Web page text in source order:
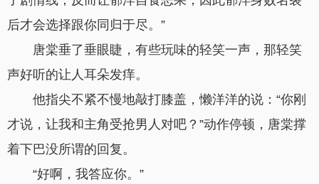
后才会选择跟你同归于尽。”
唐棠垂了垂眼睫，有些玩味的轻笑一声，那轻笑
声好听的让人耳朵发痒。
他指尖不紧不慢地敲打膝盖，懒洋洋的说：“你刚
才说，让我和主角受抢男人对吧？”动作停顿，唐棠撑
着下巴没所谓的回复。
“好啊，我答应你。”